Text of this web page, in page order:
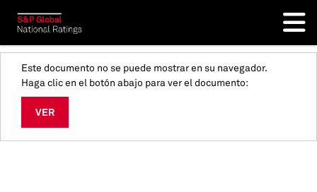
Este documento no se puede mostrar en su navegador.
Haga clic en el botón abajo para ver el documento:
VER